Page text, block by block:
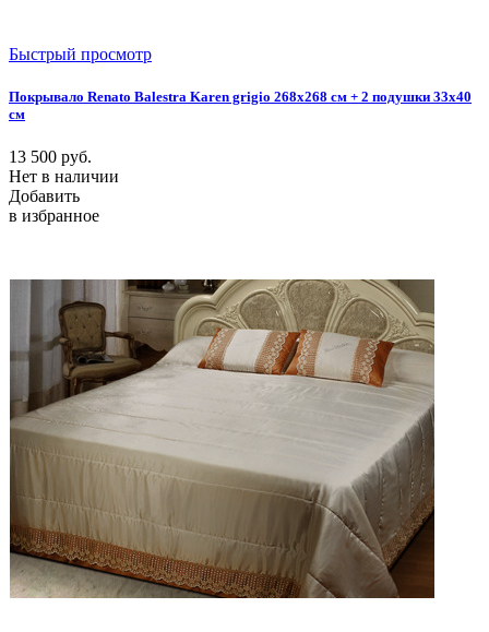
Быстрый просмотр
Покрывало Renato Balestra Karen grigio 268x268 см + 2 подушки 33х40
см
13 500 руб.
Нет в наличии
Добавить
в избранное